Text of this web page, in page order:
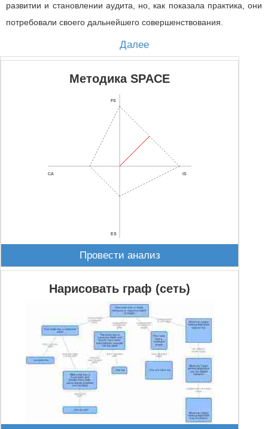
развитии и становлении аудита, но, как показала практика, они
потребовали своего дальнейшего совершенствования.
Далее
Методика SPACE
FS
CA
ES
IS
Провести анализ
Нарисовать граф (сеть)